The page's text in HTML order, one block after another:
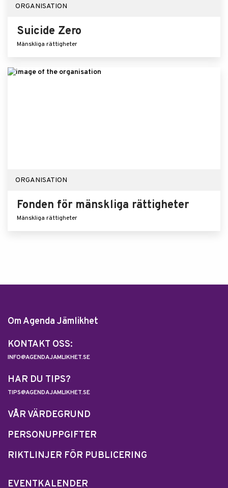
ORGANISATION
Suicide Zero
Mänskliga rättigheter
ORGANISATION
Fonden för mänskliga rättigheter
Mänskliga rättigheter
Om Agenda Jämlikhet
KONTAKT OSS:
INFO@AGENDAJAMLIKHET.SE
HAR DU TIPS?
TIPS@AGENDAJAMLIKHET.SE
VÅR VÄRDEGRUND
PERSONUPPGIFTER
RIKTLINJER FÖR PUBLICERING
EVENTKALENDER